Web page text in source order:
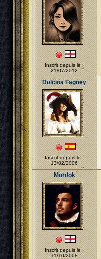
Inscrit depuis le :
21/07/2012
Dulcina Fagney
Inscrit depuis le :
13/02/2006
Murdok
Inscrit depuis le :
11/10/2008